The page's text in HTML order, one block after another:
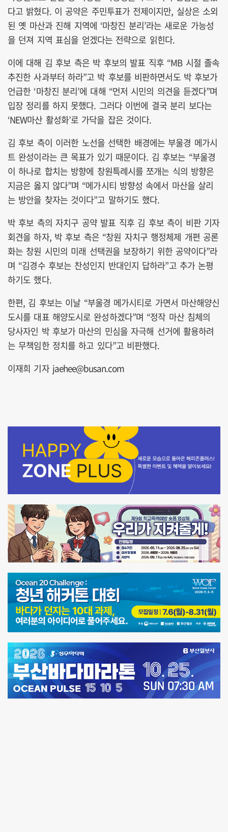
다고 밝혔다. 이 공약은 주민투표가 전제이지만, 실상은 소외
된 옛 마산과 진해 지역에 ‘마창진 분리’라는 새로운 가능성
을 던져 지역 표심을 얻겠다는 전략으로 읽힌다.
이에 대해 김 후보 측은 박 후보의 발표 직후 “MB 시절 졸속
추진한 사과부터 하라”고 박 후보를 비판하면서도 박 후보가
언급한 ‘마창진 분리’에 대해 “먼저 시민의 의견을 듣겠다”며
입장 정리를 하지 못했다. 그러다 이번에 결국 분리 보다는
‘NEW마산 활성화’로 가닥을 잡은 것이다.
김 후보 측이 이러한 노선을 선택한 배경에는 부울경 메가시
트 완성이라는 큰 목표가 있기 때문이다. 김 후보는 “부울경
이 하나로 합치는 방향에 창원특례시를 쪼개는 식의 방향은
지금은 옳지 않다”며 “메가시티 방향성 속에서 마산을 살리
는 방안을 찾자는 것이다”고 말하기도 했다.
박 후보 측의 자치구 공약 발표 직후 김 후보 측이 비판 기자
회견을 하자, 박 후보 측은 “창원 자치구 행정체제 개편 공론
화는 창원 시민의 미래 선택권을 보장하기 위한 공약이다”라
며 “김경수 후보는 찬성인지 반대인지 답하라”고 추가 논평
하기도 했다.
한편, 김 후보는 이날 “부울경 메가시티로 가면서 마산해양신
도시를 대표 해양도시로 완성하겠다”며 “정작 마산 침체의
당사자인 박 후보가 마산의 민심을 자극해 선거에 활용하려
는 무책임한 정치를 하고 있다”고 비판했다.
이재희 기자 jaehee@busan.com